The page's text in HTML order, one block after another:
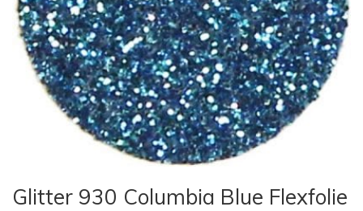
Glitter 930 Columbia Blue Flexfolie